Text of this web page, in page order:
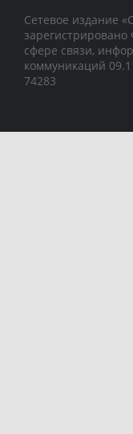
Сетевое издание
сфере связи,
коммуникаций
74283